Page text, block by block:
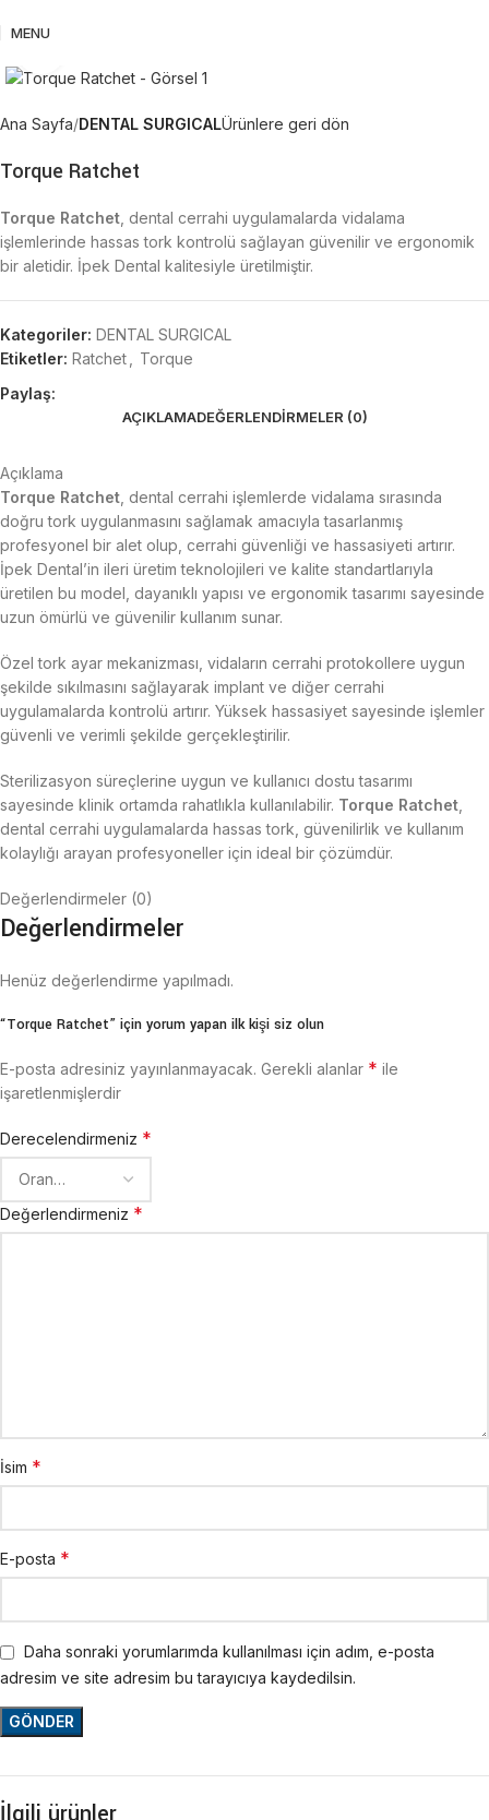
MENU
Ana Sayfa DENTAL SURGICALÜrünlere geri dön
Torque Ratchet
Torque Ratchet , dental cerrahi uygulamalarda vidalama
işlemlerinde hassas tork kontrolü sağlayan güvenilir ve ergonomik
bir aletidir. İpek Dental kalitesiyle üretilmiştir.
Kategoriler: DENTAL SURGICAL
Etiketler: Ratchet
Torque
Paylaş:
AÇIKLAMADEĞERLENDIRMELER (0)
Açıklama
Torque Ratchet , dental cerrahi işlemlerde vidalama sırasında
doğru tork uygulanmasını sağlamak amacıyla tasarlanmış
profesyonel bir alet olup, cerrahi güvenliği ve hassasiyeti artırır.
İpek Dental’in ileri üretim teknolojileri ve kalite standartlarıyla
üretilen bu model, dayanıklı yapısı ve ergonomik tasarımı sayesinde
uzun ömürlü ve güvenilir kullanım sunar.
Özel tork ayar mekanizması, vidaların cerrahi protokollere uygun
şekilde sıkılmasını sağlayarak implant ve diğer cerrahi
uygulamalarda kontrolü artırır. Yüksek hassasiyet sayesinde işlemler
güvenli ve verimli şekilde gerçekleştirilir.
Sterilizasyon süreçlerine uygun ve kullanıcı dostu tasarımı
sayesinde klinik ortamda rahatlıkla kullanılabilir. Torque Ratchet
dental cerrahi uygulamalarda hassas tork, güvenilirlik ve kullanım
kolaylığı arayan profesyoneller için ideal bir çözümdür.
Değerlendirmeler (0)
Değerlendirmeler
Henüz değerlendirme yapılmadı.
“Torque Ratchet” için yorum yapan ilk kişi siz olun
E-posta adresiniz yayınlanmayacak. Gerekli alanlar * ile
işaretlenmişlerdir
Derecelendirmeniz *
Değerlendirmeniz *
İsim *
E-posta *
Daha sonraki yorumlarımda kullanılması için adım, e-posta
adresim ve site adresim bu tarayıcıya kaydedilsin.
İlgili ürünler